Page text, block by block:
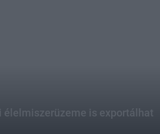
élelmiszerüzeme is exportálhat